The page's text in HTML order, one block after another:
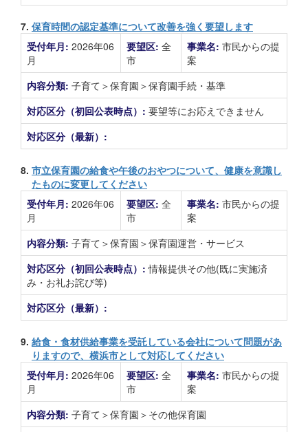
7. 保育時間の認定基準について改善を強く要望します
受付年月: 2026年06
月
要望区: 全
市
事業名: 市民からの提
案
内容分類: 子育て＞保育園＞保育園手続・基準
対応区分（初回公表時点）: 要望等にお応えできません
対応区分（最新）:
8. 市立保育園の給食や午後のおやつについて、健康を意識し
たものに変更してください
受付年月: 2026年06
月
要望区: 全
市
事業名: 市民からの提
案
内容分類: 子育て＞保育園＞保育園運営・サービス
対応区分（初回公表時点）:情報提供その他(既に実施済
み・お礼お詫び等)
対応区分（最新）:
9. 給食・食材供給事業を受託している会社について問題があ
りますので、横浜市として対応してください
受付年月: 2026年06
月
要望区: 全
市
事業名: 市民からの提
案
内容分類: 子育て＞保育園＞その他保育園